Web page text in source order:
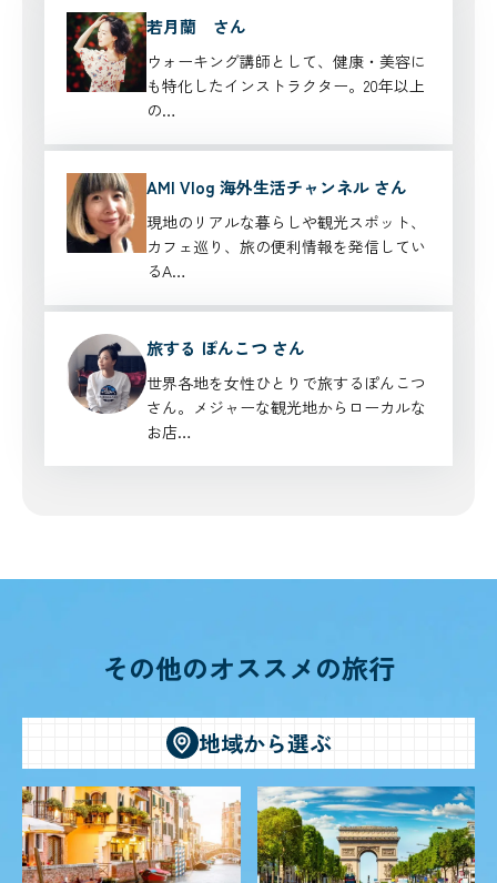
若月蘭 さん
ウォーキング講師として、健康・美容に
も特化したインストラクター。20年以上
の…
AMI Vlog 海外生活チャンネル さん
現地のリアルな暮らしや観光スポット、
カフェ巡り、旅の便利情報を発信してい
るA…
旅する ぽんこつ さん
世界各地を女性ひとりで旅するぽんこつ
さん。メジャーな観光地からローカルな
お店…
その他のオススメの旅行
地域から選ぶ